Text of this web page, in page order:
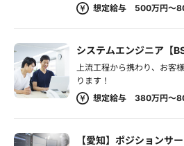
想定給与 500万円～
システムエンジニア【
上流工程から携わり、お客
ります！
想定給与 380万円～
【愛知】ポジションサ